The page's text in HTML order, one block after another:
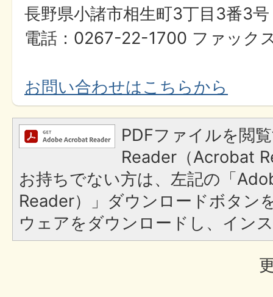
長野県小諸市相生町3丁目3番3号
電話：0267-22-1700 ファック
お問い合わせはこちらから
PDFファイルを閲
Reader（Acrobat
お持ちでない方は、左記の「
Reader）」ダウンロードボタン
ウェアをダウンロードし、イン